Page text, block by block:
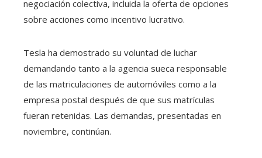
negociación colectiva, incluida la oferta de opciones
sobre acciones como incentivo lucrativo.
Tesla ha demostrado su voluntad de luchar
demandando tanto a la agencia sueca responsable
de las matriculaciones de automóviles como a la
empresa postal después de que sus matrículas
fueran retenidas. Las demandas, presentadas en
noviembre, continúan.